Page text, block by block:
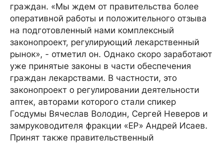
граждан. «Мы ждем от правительства более
оперативной работы и положительного отзыва
на подготовленный нами комплексный
законопроект, регулирующий лекарственный
рынок», - отметил он. Однако скоро заработают
уже принятые законы в части обеспечения
граждан лекарствами. В частности, это
законопроект о регулировании деятельности
аптек, авторами которого стали спикер
Госдумы Вячеслав Володин, Сергей Неверов и
замруководителя фракции «ЕР» Андрей Исаев.
Принят также правительственный